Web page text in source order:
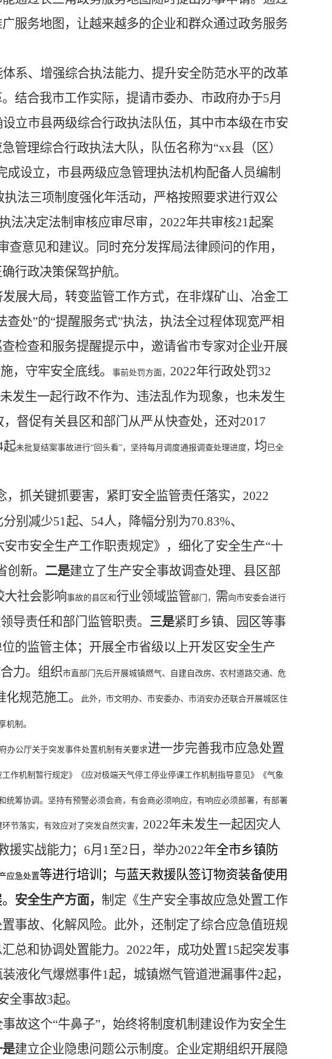
服务地图，让越来越多的企业和群众通过政务服务
系、增强综合执法能力、提升安全防范水平的改革
结合我市工作实际，提请市委办、市政府办于5月
立市县两级综合行政执法队伍，其中市本级在市安
管理综合行政执法大队，队伍名称为“xx县（区）
设立，市县两级应急管理执法机构配备人员编制
执法三项制度强化年活动，严格按照要求进行双公
法决定法制审核应审尽审， 2022年共审核21起案
意见和建议。同时充分发挥局法律顾问的作用，
行政决策保驾护航。
展大局，转变监管工作方式， 在非煤矿山、 冶金工
查处”的“提醒服务式”执法，执法全过程体现宽严相
检查和服务提醒提示中， 邀请省市专家对企业开展
，守牢安全底线。 事前处罚方面， 2022年行政处罚32
发生一起行政不作为、违法乱作为现象，也未发生
，督促有关县区和部门从严从快查处，还对2017
起未批复结案事故进行“ 回头看”，坚持每月调度通报调查处理进度， 均 已全
抓关键抓要害，紧盯安全监管责任落实， 2022
别减少51起、54人，降幅分别为70.83%、
市安全生产工作职责规定》，细化了安全生产“十
创新。 二是建立了生产安全事故调查处理、县区部
大社会影响事故的县区和行业领域监管部门， 需向市安委会进行
导责任和部门监管职责。 三是紧盯乡镇、园区等事
的监管主体；开展全市省级以上开发区安全生产
力。 组织市直部门先后开展城镇燃气、自建自改房、农村道路交通、危
规范施工。 此外，市文明办、市安委办、市消安办还联合开展城区住
机制。
办公厅关于突发事件处置机制有关要求进一步完善我市应急处置
作机制暂行规定》《应对极端天气停工停业停课工作机制指导意见》《气象
筹协调。坚持有预警必须会商，有会商必须响应，有响应必须部署，有部署
节落实，有效应对了突发自然灾害， 2022年未发生一起因灾人
实战能力； 6月1至2日， 举办2022年全市乡镇防
应急处置等进行培训；与蓝天救援队签订物资装备使用
安全生产方面， 制定《生产安全事故应急处置工作
事故、化解风险。 此外，还制定了综合应急值班规
总和协调处置能力。 2022年，成功处置15起突发事
液化气爆燃事件1起，城镇燃气管道泄漏事件2起，
事故3起。
故这个“牛鼻子”，始终将制度机制建设作为安全生
是建立企业 隐患问题公示制度。企业定期组织开展隐